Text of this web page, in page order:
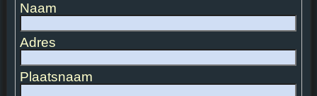
Naam
Adres
Plaatsnaam